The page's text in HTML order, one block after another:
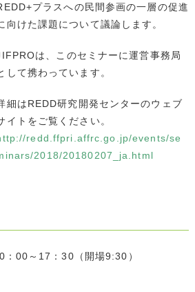
プラスへの民間参画の一層の促進
向けた課題について議論します。
は、このセミナーに運営事務局
して携わっています。
細はREDD研究開発センターのウェブ
イトをご覧ください。
redd.ffpri.affrc.go.jp/events/se
2018/20180207_ja.html
00～17：30（開場9:30）